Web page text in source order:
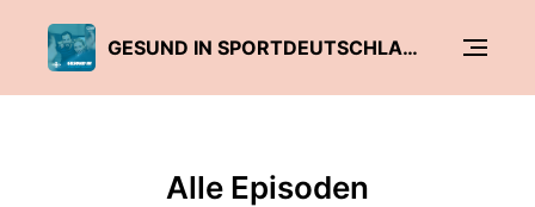
GESUND IN SPORTDEUTSCHLAND
Alle Episoden